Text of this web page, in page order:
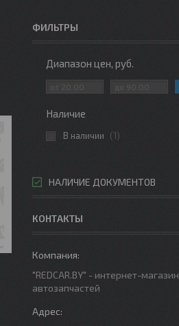
ФИЛЬТРЫ
Диапазон цен, руб.
Наличие
В наличии 1
НАЛИЧИЕ ДОКУМЕНТОВ
КОНТАКТЫ
"REDCAR.BY" - интернет-магазин
автозапчастей